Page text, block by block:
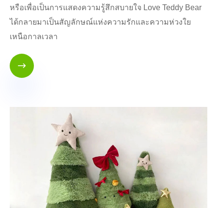
หรือเพื่อเป็นการแสดงความรู้สึกสบายใจ Love Teddy Bear
ได้กลายมาเป็นสัญลักษณ์แห่งความรักและความห่วงใย
เหนือกาลเวลา
